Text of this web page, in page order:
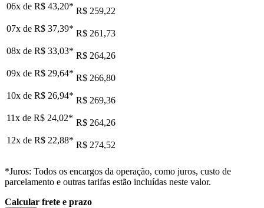
06x de R$ 43,20* R$ 259,22
07x de R$ 37,39* R$ 261,73
08x de R$ 33,03* R$ 264,26
09x de R$ 29,64* R$ 266,80
10x de R$ 26,94* R$ 269,36
11x de R$ 24,02* R$ 264,26
12x de R$ 22,88* R$ 274,52
*Juros: Todos os encargos da operação, como juros, custo de
parcelamento e outras tarifas estão incluídas neste valor.
Calcular frete e prazo